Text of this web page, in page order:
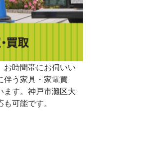
お時間帯にお伺いい
伴う家具・家電買
ます。神戸市灘区大
可能です。